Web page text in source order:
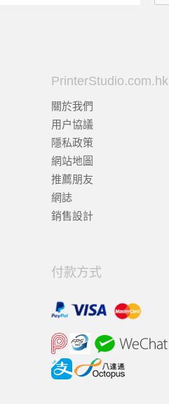
PrinterStudio.com.hk
關於我們
用户協議
隱私政策
網站地圖
推薦朋友
網誌
銷售設計
付款方式